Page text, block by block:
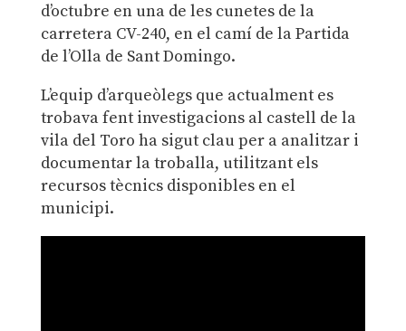
d’octubre en una de les cunetes de la
carretera CV-240, en el camí de la Partida
de l’Olla de Sant Domingo.
L’equip d’arqueòlegs que actualment es
trobava fent investigacions al castell de la
vila del Toro ha sigut clau per a analitzar i
documentar la troballa, utilitzant els
recursos tècnics disponibles en el
municipi.